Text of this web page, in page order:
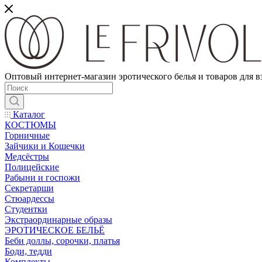
Оптовый интернет-магазин эротического белья и товаров для
Каталог
КОСТЮМЫ
Горничные
Зайчики и Кошечки
Медсёстры
Полицейские
Рабыни и госпожи
Секретарши
Стюардессы
Студентки
Экстраординарные образы
ЭРОТИЧЕСКОЕ БЕЛЬЁ
Беби доллы, сорочки, платья
Боди, тедди